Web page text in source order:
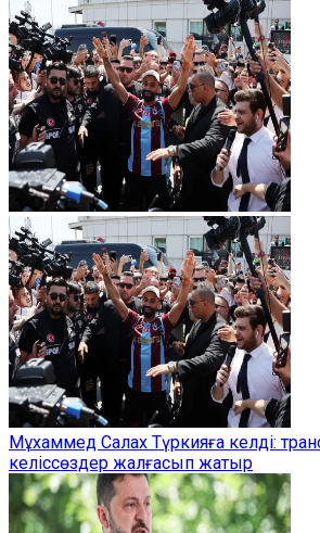
Мұхаммед Салах Түркияға келді:
келіссөздер жалғасып жатыр